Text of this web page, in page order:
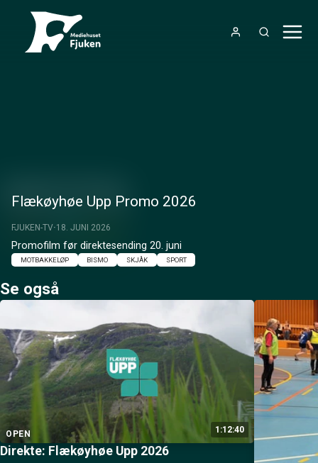
Flækøyhøe Upp Promo 2026
FJUKEN-TV 18. JUNI 2026
Promofilm før direktesending 20. juni
MOTBAKKELØP BISMO SKJÅK SPORT
Se også
1:12:40
OPEN
Direkte: Flækøyhøe Upp 2026